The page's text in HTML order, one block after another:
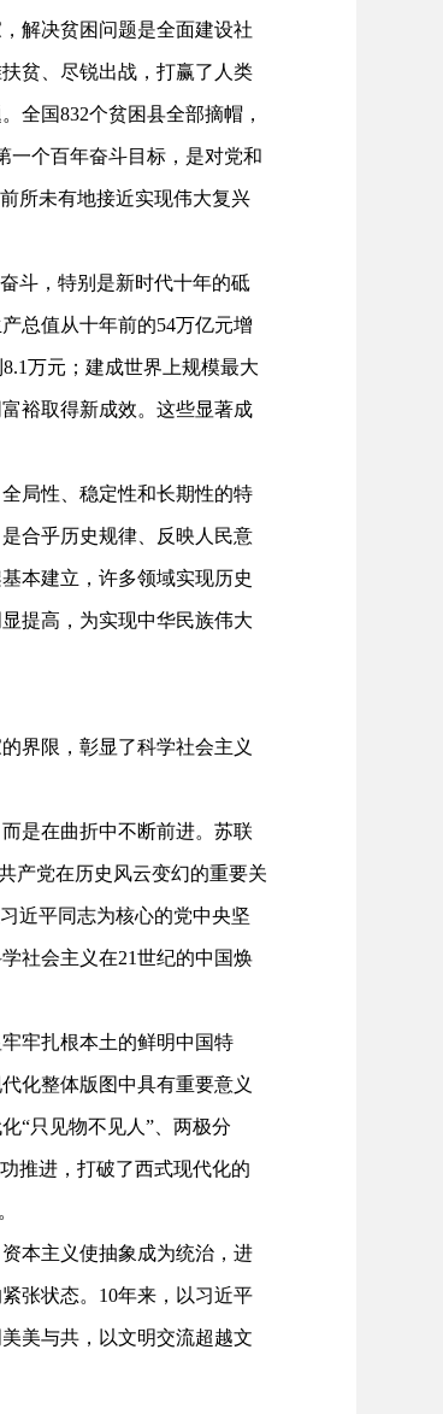
解决贫困问题是全面建设社
贫、尽锐出战，打赢了人类
全国832个贫困县全部摘帽，
一个百年奋斗目标，是对党和
所未有地接近实现伟大复兴
斗，特别是新时代十年的砥
总值从十年前的54万亿元增
万元；建成世界上规模最大
裕取得新成效。这些显著成
局性、稳定性和长期性的特
合乎历史规律、反映人民意
本建立，许多领域实现历史
提高，为实现中华民族伟大
界限，彰显了科学社会主义
是在曲折中不断前进。苏联
产党在历史风云变幻的重要关
近平同志为核心的党中央坚
社会主义在21世纪的中国焕
牢扎根本土的鲜明中国特
化整体版图中具有重要意义
“只见物不见人”、两极分
推进，打破了西式现代化的
本主义使抽象成为统治，进
张状态。10年来，以习近平
美与共，以文明交流超越文